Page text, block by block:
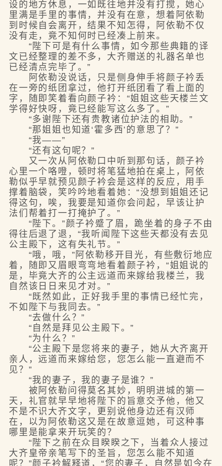
设的地方休息，一如既往地并没有打搅，她心
里满是手里的事情，并没有在意，想着阿依勒
到时候自会离开，结果不知怎得，阿依勒不仅
没有走，竟不知何时已经凑上前来。
“陛下可是有什么事情，如今那些典籍的译
文已经整理的差不多，大齐赠送的礼器名单也
已经清点完毕了。”
阿依勒没说话，只是侧身伸手将颜子衿丢
在一旁的纸团拿过，他打开纸团看了看上面的
字，随即笑着看向颜子衿：“姐姐这些天楼兰文
学得好快呀，竟已经能写这么多了。”
“多谢陛下还有贵教诸位护法的相助。”
“那姐姐也知道‘霍多西’的意思了？”
“我——”
“还有这句呢？”
又一次从阿依勒口中听到那句话，颜子衿
心里一个咯噔，顿时将笔猛地拍在桌上，阿依
勒似乎早就预见颜子衿会是这样的反应，用手
撑着脑袋，笑吟吟地看着她：“没想到姐姐还记
得这句，唉，我要是知道你会问起，早该让护
法们帮着打一打掩护了。”
“陛下。”颜子衿蹙了眉，跪坐着的身子不由
得往后退了退，“我听闻陛下这些天都没有去见
公主殿下，这有失礼节。”
“哦，哦，”阿依勒移开目光，有些敷衍地应
着，随即又眉眼弯弯地看着颜子衿，“姐姐说的
是，毕竟大齐的公主远道而来嫁给我楼兰，我
自然该日日来见才对。”
“既然如此，正好我手里的事情已经忙完，
不如陛下与我同去。”
“去做什么？”
“自然是拜见公主殿下。”
“为什么？”
“公主殿下是您将来的妻子，她从大齐离开
亲人，远道而来嫁给您，您怎么能一直避而不
见？”
“我的妻子，我的妻子是谁？”
被阿依勒问得莫名其妙，明明进城的第一
天，礼官就早早地将陛下的旨意交予他，他又
不是不识大齐文字，更别说他身边还有汉师
在，以为阿依勒这又是在故意逗她，可这种事
哪里是能拿来开玩笑的？
“陛下之前在众目睽睽之下，当着众人接过
大齐皇帝亲笔写下的圣旨，您怎么能不知道
呢？”颜子衿解释道，“您的妻子，自然是如今在